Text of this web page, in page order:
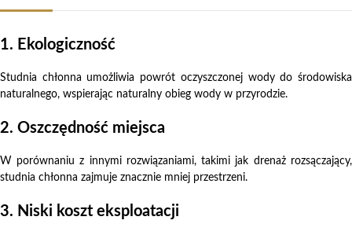
1. Ekologiczność
Studnia chłonna umożliwia powrót oczyszczonej wody do środowiska
naturalnego, wspierając naturalny obieg wody w przyrodzie.
2. Oszczędność miejsca
W porównaniu z innymi rozwiązaniami, takimi jak drenaż rozsączający,
studnia chłonna zajmuje znacznie mniej przestrzeni.
3. Niski koszt eksploatacji